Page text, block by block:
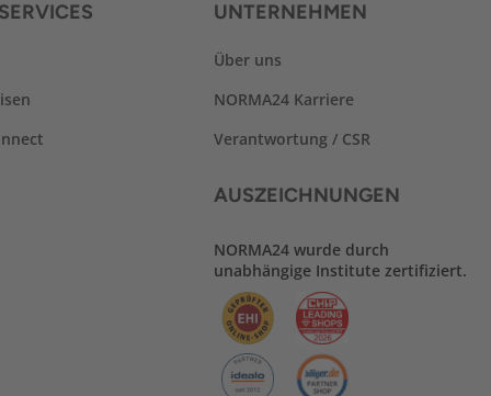
UNTERNEHMEN
Über uns
NORMA24 Karriere
Verantwortung / CSR
AUSZEICHNUNGEN
NORMA24 wurde durch
unabhängige Institute zertifiziert.